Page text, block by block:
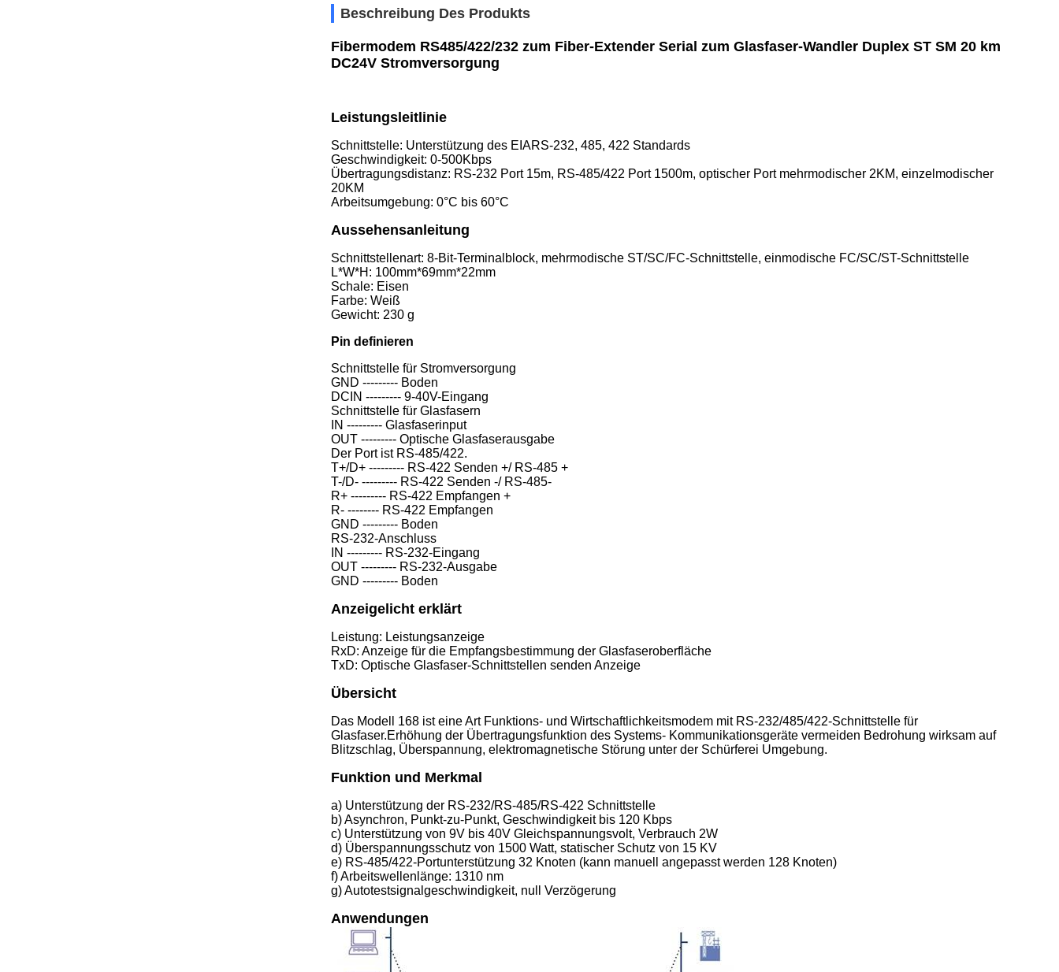
Beschreibung Des Produkts
Fibermodem RS485/422/232 zum Fiber-Extender Serial zum Glasfaser-Wandler Duplex ST SM 20 km
DC24V Stromversorgung
Leistungsleitlinie
Schnittstelle: Unterstützung des EIARS-232, 485, 422 Standards
Geschwindigkeit: 0-500Kbps
Übertragungsdistanz: RS-232 Port 15m, RS-485/422 Port 1500m, optischer Port mehrmodischer 2KM, einzelmodischer
20KM
Arbeitsumgebung: 0°C bis 60°C
Aussehensanleitung
Schnittstellenart: 8-Bit-Terminalblock, mehrmodische ST/SC/FC-Schnittstelle, einmodische FC/SC/ST-Schnittstelle
L*W*H: 100mm*69mm*22mm
Schale: Eisen
Farbe: Weiß
Gewicht: 230 g
Pin definieren
Schnittstelle für Stromversorgung
GND --------- Boden
DCIN --------- 9-40V-Eingang
Schnittstelle für Glasfasern
IN --------- Glasfaserinput
OUT --------- Optische Glasfaserausgabe
Der Port ist RS-485/422.
T+/D+ --------- RS-422 Senden +/ RS-485 +
T-/D- --------- RS-422 Senden -/ RS-485-
R+ --------- RS-422 Empfangen +
R- -------- RS-422 Empfangen
GND --------- Boden
RS-232-Anschluss
IN --------- RS-232-Eingang
OUT --------- RS-232-Ausgabe
GND --------- Boden
Anzeigelicht erklärt
Leistung: Leistungsanzeige
RxD: Anzeige für die Empfangsbestimmung der Glasfaseroberfläche
TxD: Optische Glasfaser-Schnittstellen senden Anzeige
Übersicht
Das Modell 168 ist eine Art Funktions- und Wirtschaftlichkeitsmodem mit RS-232/485/422-Schnittstelle für
Glasfaser.Erhöhung der Übertragungsfunktion des Systems- Kommunikationsgeräte vermeiden Bedrohung wirksam auf
Blitzschlag, Überspannung, elektromagnetische Störung unter der Schürferei Umgebung.
Funktion und Merkmal
a) Unterstützung der RS-232/RS-485/RS-422 Schnittstelle
b) Asynchron, Punkt-zu-Punkt, Geschwindigkeit bis 120 Kbps
c) Unterstützung von 9V bis 40V Gleichspannungsvolt, Verbrauch 2W
d) Überspannungsschutz von 1500 Watt, statischer Schutz von 15 KV
e) RS-485/422-Portunterstützung 32 Knoten (kann manuell angepasst werden 128 Knoten)
f) Arbeitswellenlänge: 1310 nm
g) Autotestsignalgeschwindigkeit, null Verzögerung
Anwendungen